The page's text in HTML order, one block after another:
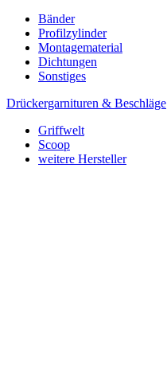
Bänder
Profilzylinder
Montagematerial
Dichtungen
Sonstiges
Drückergarnituren & Beschläge
Griffwelt
Scoop
weitere Hersteller